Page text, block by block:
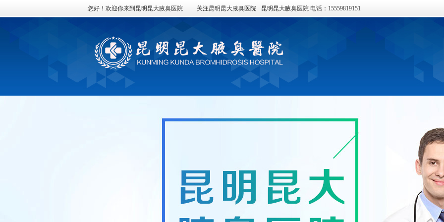
您好！欢迎你来到昆明昆大腋臭医院 关注昆明昆大腋臭医院 昆明昆大腋臭医院 电话：15559819151